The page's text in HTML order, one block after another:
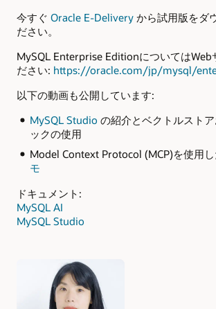
今すぐ Oracle E-Delivery から試用版をダ
ださい。
MySQL Enterprise EditionについてはWeb
ださい: https://oracle.com/jp/mysql/
以下の動画も公開しています:
MySQL Studio の紹介とベクトルスト
ックの使用
Model Context Protocol (MCP)を使用し
モ
ドキュメント:
MySQL AI
MySQL Studio
Authors